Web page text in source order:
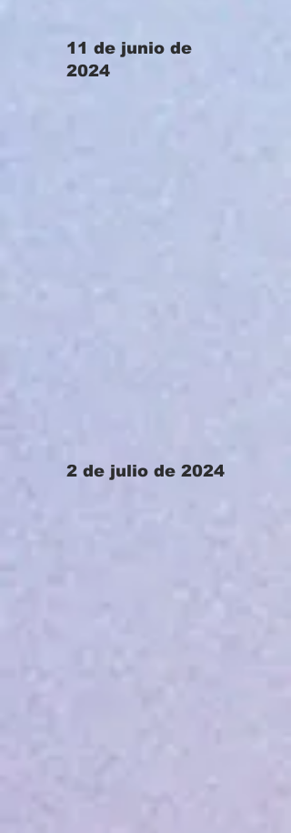
11 de junio de
2024
2 de julio de 2024